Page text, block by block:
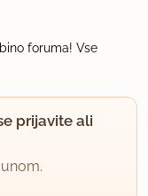
foruma! Vse
prijavite ali